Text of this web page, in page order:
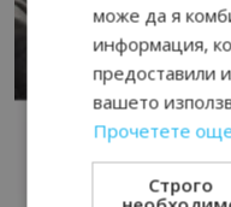
може да я
информация,
предоставили
вашето
Прочетете
Строго